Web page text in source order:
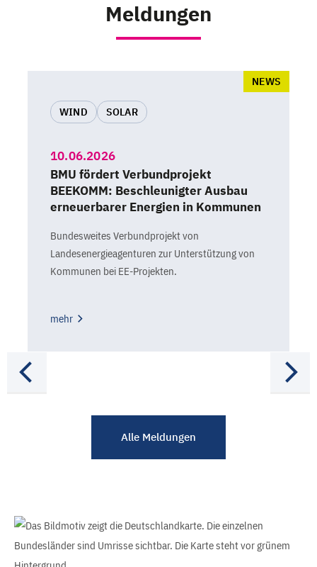
Meldungen
NEWS
WIND SOLAR
10.06.2026
BMU fördert Verbundprojekt
BEEKOMM: Beschleunigter Ausbau
erneuerbarer Energien in Kommunen
Bundesweites Verbundprojekt von
Landesenergieagenturen zur Unterstützung von
Kommunen bei EE-Projekten.
mehr
Alle Meldungen